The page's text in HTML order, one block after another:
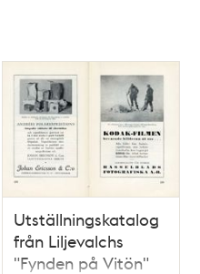
polarexpedition år
1897.
Utställningskatalog
från Liljevalchs
"Fynden på Vitön"